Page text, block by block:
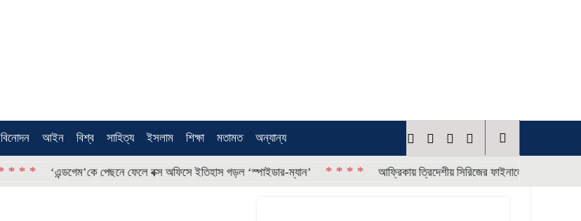
বিনোদন আইন বিশ্ব সাহিত্য ইসলাম শিক্ষা মতামত অন্যান্য
‘এন্ডগেম’কে পেছনে ফেলে বক্স অফিসে ইতিহাস গড়ল ‘স্পাইডার-ম্যান’ * * * * আফ্রিকায় ত্রিদেশীয় সিরিজের ফাইনালে বাংলাদেশ